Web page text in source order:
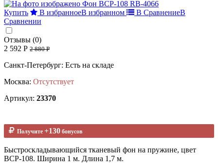
Купить В избранноеВ избранном В СравнениеВ
Сравнении
Отзывы (0)
2 592 Р 2 880 Р
Санкт-Петербург: Есть на складе
Москва: Отсутствует
Артикул: 23370
Получите +130 бонусов
Быстроскладывающийся тканевый фон на пружине, цвет
BCP-108. Ширина 1 м. Длина 1,7 м.